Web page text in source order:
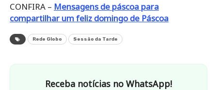
CONFIRA – Mensagens de páscoa para
compartilhar um feliz domingo de Páscoa
Rede Globo Sessão da Tarde
Receba notícias no WhatsApp!